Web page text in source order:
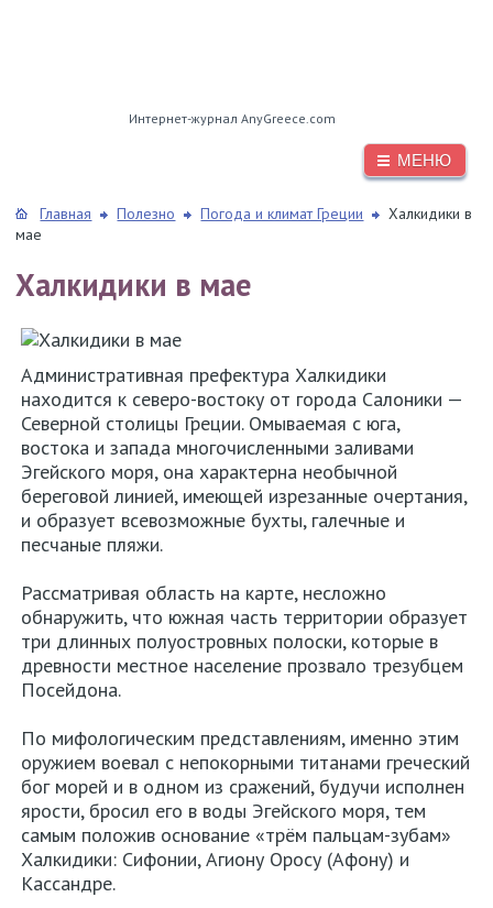
Интернет-журнал AnyGreece.com
Аттика
Крит
Родос
Корфу
Аренда
авто
в
МЕНЮ
Главная Полезно Погода и климат Греции
Халкидики в
мае
Халкидики в мае
Административная префектура Халкидики
находится к северо-востоку от города Салоники —
Северной столицы Греции. Омываемая с юга,
востока и запада многочисленными заливами
Эгейского моря, она характерна необычной
береговой линией, имеющей изрезанные очертания,
и образует всевозможные бухты, галечные и
песчаные пляжи.
Рассматривая область на карте, несложно
обнаружить, что южная часть территории образует
три длинных полуостровных полоски, которые в
древности местное население прозвало трезубцем
Посейдона.
По мифологическим представлениям, именно этим
оружием воевал с непокорными титанами греческий
бог морей и в одном из сражений, будучи исполнен
ярости, бросил его в воды Эгейского моря, тем
самым положив основание «трём пальцам-зубам»
Халкидики: Сифонии, Агиону Оросу (Афону) и
Кассандре.